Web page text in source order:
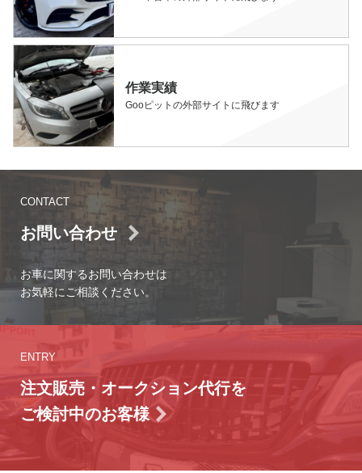
作業実績
Gooピットの外部サイトに飛びます
CONTACT
お問い合わせ
お車に関するお問い合わせは
お気軽にご相談ください。
ENTRY
注文販売・オークション代行を
ご検討中のお客様